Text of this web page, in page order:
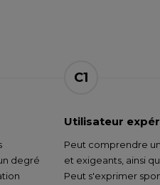
degré
C1
Utilisateur
Peut comprendre
et exigeants, ainsi
Peut s'exprimer